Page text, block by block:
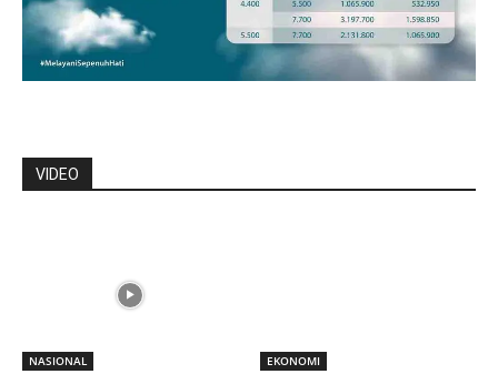
VIDEO
NASIONAL EKONOMI